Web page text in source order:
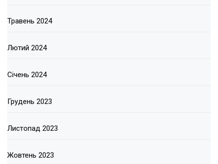
Травень 2024
Лютий 2024
Січень 2024
Грудень 2023
Листопад 2023
Жовтень 2023